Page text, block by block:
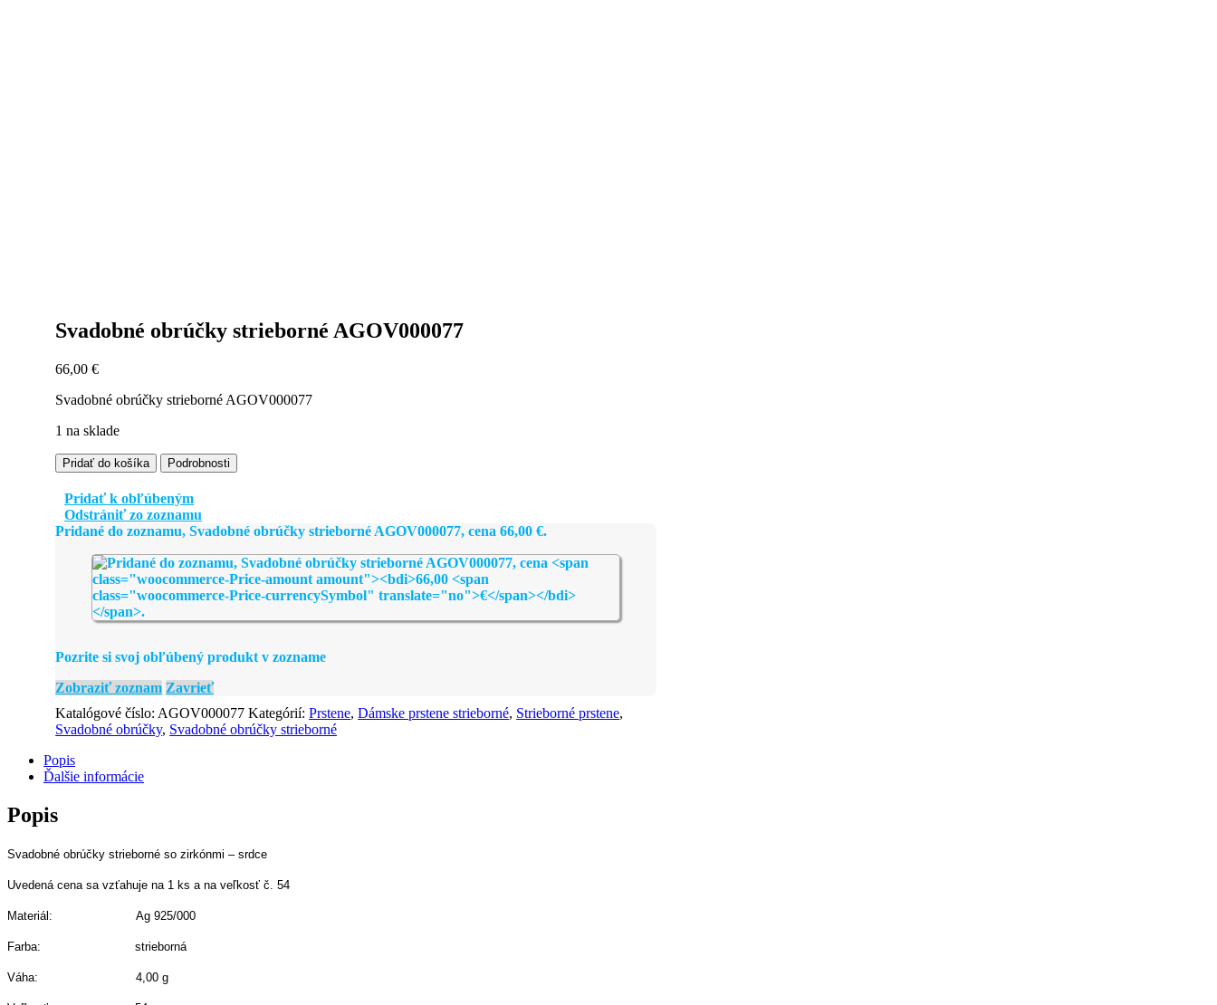
Svadobné obrúčky strieborné AGOV000077
66,00€
Svadobné obrúčky strieborné AGOV000077
1 na sklade
množstvo
Svadobné
obrúčky
strieborné
AGOV000077
Pridať do košíka Podrobnosti
Pridať k obľúbeným
Odstrániť zo zoznamu
Pridané do zoznamu, Svadobné obrúčky strieborné AGOV000077, cena66,00€.
Pozrite si svoj obľúbený produkt v zozname
Zobraziť zoznam Zavrieť
Katalógové číslo: AGOV000077 Kategórií:Prstene,Dámske prstene strieborné, Strieborné prstene,
Svadobné obrúčky, Svadobné obrúčky strieborné
Popis
Ďalšie informácie
Popis
Svadobné obrúčky strieborné so zirkónmi – srdce
Uvedená cena sa vzťahuje na 1 ks a na veľkosť č. 54
Materiál: Ag 925/000
Farba: strieborná
Váha: 4,00 g